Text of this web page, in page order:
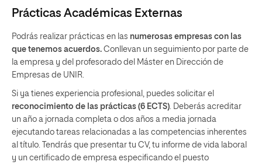
Prácticas Académicas Externas
Podrás realizar prácticas en las numerosas empresas con las
que tenemos acuerdos. Conllevan un seguimiento por parte de
la empresa y del profesorado del Máster en Dirección de
Empresas de UNIR.
Si ya tienes experiencia profesional, puedes solicitar el
reconocimiento de las prácticas (6 ECTS). Deberás acreditar
un año a jornada completa o dos años a media jornada
ejecutando tareas relacionadas a las competencias inherentes
al título. Tendrás que presentar tu CV, tu informe de vida laboral
y un certificado de empresa especificando el puesto